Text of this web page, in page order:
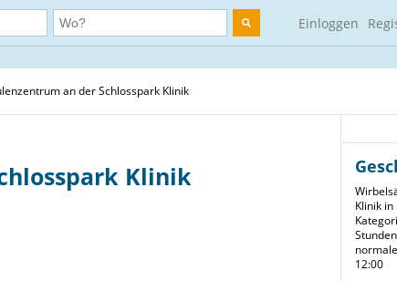
Einloggen
an der Schlosspark Klinik
Klinik
Klinik
12:00